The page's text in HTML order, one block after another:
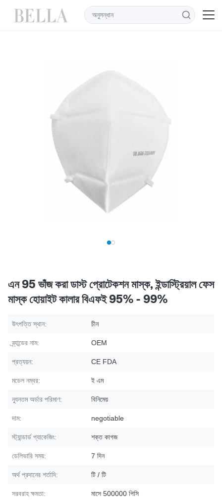
এন 95 ভাঁজ করা ডাস্ট প্রোটেকশন মাস্ক, ইন্ডাস্ট্রিয়াল ফেস
মাস্ক হোয়াইট কালার বিএফই 95% - 99%
উৎপত্তি স্থান: চীন
ব্র্যান্ডের নাম: OEM
প্রত্যয়ন: CE FDA
মডেল নম্বর: ই এম
ন্যূনতম অর্ডার পরিমাণ: বিনিমেয়
দাম: negotiable
স্ট্যান্ডার্ড প্যাকেজিং: শক্ত কাগজ
ডেলিভারি সময়: 7 দিন
অর্থ প্রদানের শর্তাদি: টি / টি
সরবরাহ ক্ষমতা: মাসে 500000 পিসি